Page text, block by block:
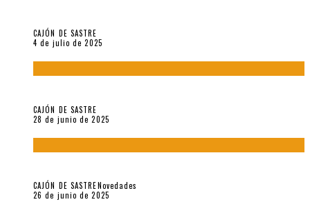
CAJÓN DE SASTRE
4 de julio de 2025
CAJÓN DE SASTRE
28 de junio de 2025
CAJÓN DE SASTRENovedades
26 de junio de 2025